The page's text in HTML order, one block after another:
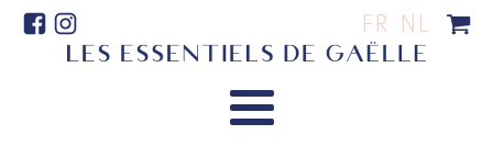
FR NL